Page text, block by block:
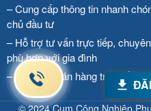
– Cung cấp thông tin nhanh
chủ đầu tư
– Hỗ trợ tư vấn trực tiếp,
phù hợp với gia đình
– Cam kết bán hàng trực tiếp
© 2024 Cụm Công Nghiệp